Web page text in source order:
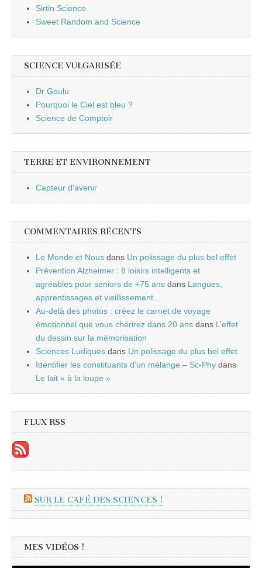
Sirtin Science
Sweet Random and Science
SCIENCE VULGARISÉE
Dr Goulu
Pourquoi le Ciel est bleu ?
Science de Comptoir
TERRE ET ENVIRONNEMENT
Capteur d'avenir
COMMENTAIRES RÉCENTS
Le Monde et Nous dans Un polissage du plus bel effet
Prévention Alzheimer : 8 loisirs intelligents et
agréables pour seniors de +75 ans dans Langues,
apprentissages et vieillissement…
Au-delà des photos : créez le carnet de voyage
émotionnel que vous chérirez dans 20 ans dans L’effet
du dessin sur la mémorisation
Sciences Ludiques dans Un polissage du plus bel effet
Identifier les constituants d’un mélange – Sc-Phy dans
Le lait « à la loupe »
FLUX RSS
SUR LE CAFÉ DES SCIENCES !
MES VIDÉOS !